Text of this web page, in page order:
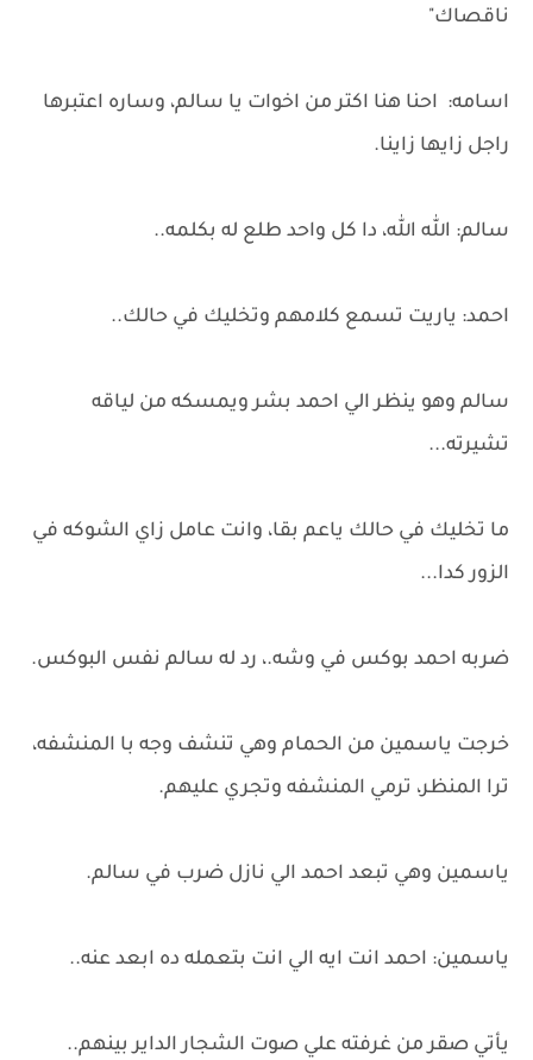
ناقصاك"
اسامه: احنا هنا اكتر من اخوات يا سالم، وساره اعتبرها
راجل زايها زاينا.
سالم: الله الله، دا كل واحد طلع له بكلمه..
احمد: ياريت تسمع كلامهم وتخليك في حالك..
سالم وهو ينظر الي احمد بشر ويمسكه من لياقه
تشيرته...
ما تخليك في حالك ياعم بقا، وانت عامل زاي الشوكه في
الزور كدا...
ضربه احمد بوكس في وشه.، رد له سالم نفس البوكس.
خرجت ياسمين من الحمام وهي تنشف وجه با المنشفه،
ترا المنظر، ترمي المنشفه وتجري عليهم.
ياسمين وهي تبعد احمد الي نازل ضرب في سالم.
ياسمين: احمد انت ايه الي انت بتعمله ده ابعد عنه..
يأتي صقر من غرفته علي صوت الشجار الداير بينهم..